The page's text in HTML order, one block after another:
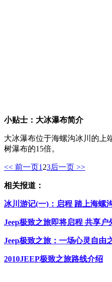
小贴士：大冰瀑布简介
大冰瀑布位于海螺沟冰川的上
树瀑布的15倍。
<< 前一页1 23后一页 >>
相关报道：
冰川游记(一)：启程 踏上海螺
Jeep极致之旅即将启程 共享户
Jeep极致之旅：一场心灵自由
2010JEEP极致之旅路线介绍